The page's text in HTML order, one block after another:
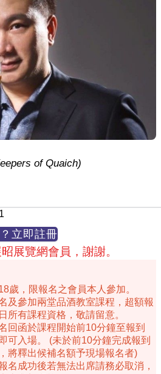
of Quaich)
立即註冊
展覽網會員，謝謝。
歲，限報名之會員本人參加。
及參加兩堂品酒教室課程，超額報
所有課程資格，敬請留意。
回函於課程開始前10分鐘至報到
可入場。 (未於前10分鐘完成報到
將釋出候補名額予現場報名者)
名成功後若無法出席請務必取消，